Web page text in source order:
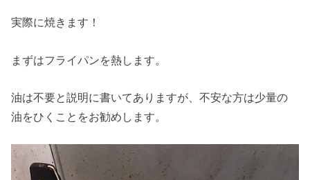
実際に焼きます！
まずはフライパンを熱します。
油は不要と説明に書いてありますが、不安な方は少量の
油をひくことをお勧めします。